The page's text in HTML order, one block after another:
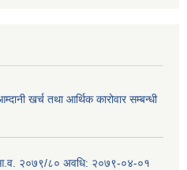
खर्च तथा आर्थिक कारोवार सम्बन्धी
२०७९/८० अवधि: २०७९-०४-०१